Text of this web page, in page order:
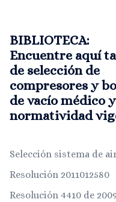
BIBLIOTECA:
Encuentre aquí
de selección de
compresores y
de vacío médico y
normatividad
Selección sistema de
Resolución 2011012580
Resolución 4410 de